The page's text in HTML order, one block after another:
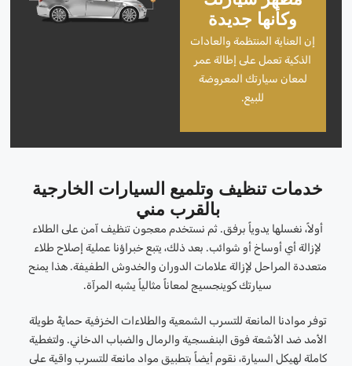
وكأنها جديدة
إن العناية المنتظمة والعادات
الذكية تعمل على إطالة عمر
لمعان سيارتك المعروضة
للبيع.
خدمات تنظيف وتلميع السيارات الخارجية
بالقرب مني
أولاً، نغسلها يدوياً برفق. ثم نستخدم معجون تنظيف آمن على الطلاء
لإزالة أي أوساخ أو شوائب. بعد ذلك، يتبع خبراؤنا عملية إصلاح طلاء
متعددة المراحل لإزالة علامات الدوران والخدوش الطفيفة. هذا يمنح
سيارتك كوينجسيج لمعاناً مثالياً يشبه المرآة.
توفر موادنا المانعة للتسرب الشمعية والطلاءات الخزفية حمايةً طويلة
الأمد ضد الأشعة فوق البنفسجية والرمال والضباب الدخاني. ولتغطية
كاملة لهيكل السيارة، نقوم أيضاً بتطبيق مواد مانعة للتسرب واقية على